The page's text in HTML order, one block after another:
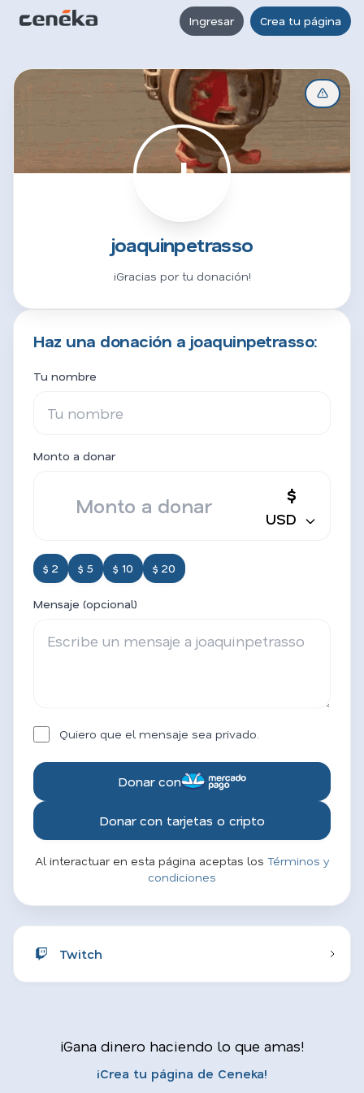
Ingresar Crea tu página
J
joaquinpetrasso
¡Gracias por tu donación!
Haz una donación a joaquinpetrasso:
Tu nombre
Monto a donar
$
USD
$ 2 $ 5 $ 10 $ 20
Mensaje (opcional)
Quiero que el mensaje sea privado.
Donar con
Donar con tarjetas o cripto
Al interactuar en esta página aceptas los Términos y
condiciones
Twitch
¡Gana dinero haciendo lo que amas!
¡Crea tu página de Ceneka!